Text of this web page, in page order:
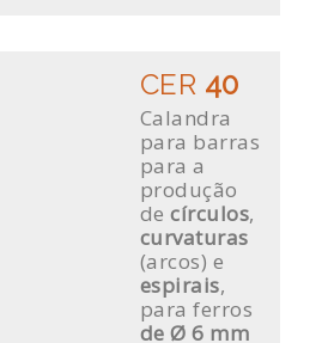
CER 40
Calandra
para barras
para a
produção
decírculos,
curvaturas
(arcos) e
espirais,
para ferros
de Ø 6 mm